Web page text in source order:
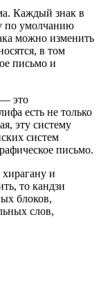
Каждый знак в
по умолчанию
можно изменить
в том
письмо и
это
есть не только
эту систему
систем
письмо.
и
то кандзи
блоков,
слов,